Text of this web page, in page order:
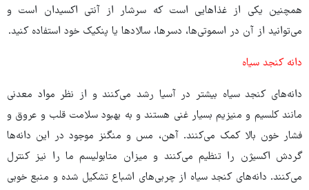
همچنین یکی از غذاهایی است که سرشار از آنتی اکسیدان است و
می‌توانید از آن در اسموتی‌ها، دسرها، سالادها یا پنکیک خود استفاده کنید.
دانه کنجد سیاه
دانه‌های کنجد سیاه بیشتر در آسیا رشد می‌کنند و از نظر مواد معدنی
مانند کلسیم و منیزیم بسیار غنی هستند و به بهبود سلامت قلب و عروق و
فشار خون بالا کمک می‌کنند. آهن، مس و منگنز موجود در این دانه‌ها
گردش اکسیژن را تنظیم می‌کنند و میزان متابولیسم ما را نیز کنترل
می‌کنند. دانه‌های کنجد سیاه از چربی‌های اشباع تشکیل شده و منبع خوبی